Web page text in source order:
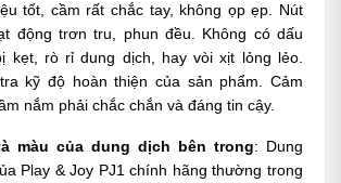
tốt, cầm rất chắc tay, không ọp ẹp. Nút
động trơn tru, phun đều. Không có dấu
kẹt, rò rỉ dung dịch, hay vòi xịt lỏng lẻo.
kỹ độ hoàn thiện của sản phẩm. Cảm
nắm phải chắc chắn và đáng tin cậy.
màu của dung dịch bên trong: Dung
Play & Joy PJ1 chính hãng thường trong